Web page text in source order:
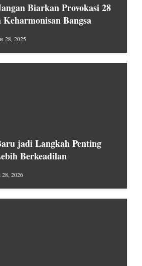
Biarkan Provokasi 28
Bangsa
28, 2025
jadi Langkah Penting
Berkeadilan
28, 2026